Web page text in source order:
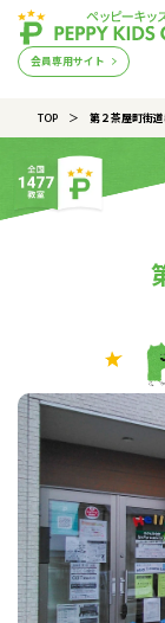
会員専用サイト
TOP 第２茶屋町街